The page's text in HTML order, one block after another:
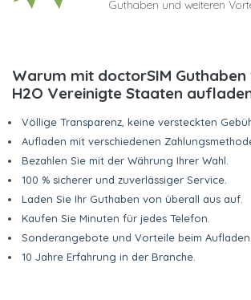
Guthaben und weiteren
Warum mit doctorSIM Guthaben
H2O Vereinigte Staaten
Völlige Transparenz, keine versteckten
Aufladen mit verschiedenen
Bezahlen Sie mit der Währung Ihrer Wahl.
100 % sicherer und zuverlässiger Service.
Laden Sie Ihr Guthaben von überall aus auf.
Kaufen Sie Minuten für jedes Telefon.
Sonderangebote und Vorteile beim Aufladen.
10 Jahre Erfahrung in der Branche.